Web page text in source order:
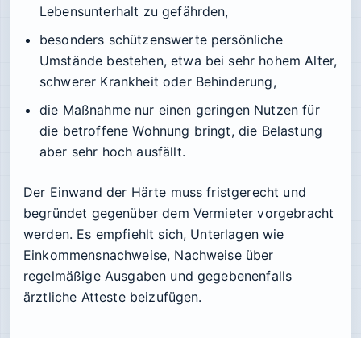
Lebensunterhalt zu gefährden,
besonders schützenswerte persönliche
Umstände bestehen, etwa bei sehr hohem Alter,
schwerer Krankheit oder Behinderung,
die Maßnahme nur einen geringen Nutzen für
die betroffene Wohnung bringt, die Belastung
aber sehr hoch ausfällt.
Der Einwand der Härte muss fristgerecht und
begründet gegenüber dem Vermieter vorgebracht
werden. Es empfiehlt sich, Unterlagen wie
Einkommensnachweise, Nachweise über
regelmäßige Ausgaben und gegebenenfalls
ärztliche Atteste beizufügen.